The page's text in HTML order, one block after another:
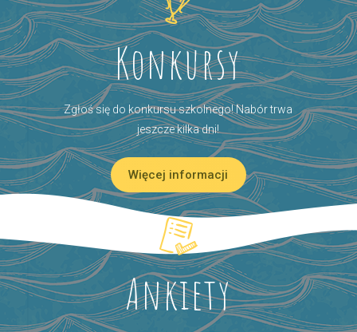
Konkursy
Zgłoś się do konkursu szkolnego! Nabór trwa
jeszcze kilka dni!
Więcej informacji
Ankiety